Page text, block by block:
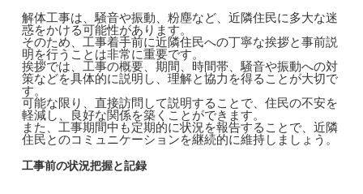
解体工事は、騒音や振動、粉塵など、近隣住民に多大な迷
惑をかける可能性があります。
そのため、工事着手前に近隣住民への丁寧な挨拶と事前説
明を行うことは非常に重要です。
挨拶では、工事の概要、期間、時間帯、騒音や振動への対
策などを具体的に説明し、理解と協力を得ることが大切で
す。
可能な限り、直接訪問して説明することで、住民の不安を
軽減し、良好な関係を築くことができます。
また、工事期間中も定期的に状況を報告することで、近隣
住民とのコミュニケーションを継続的に維持しましょう。
工事前の状況把握と記録